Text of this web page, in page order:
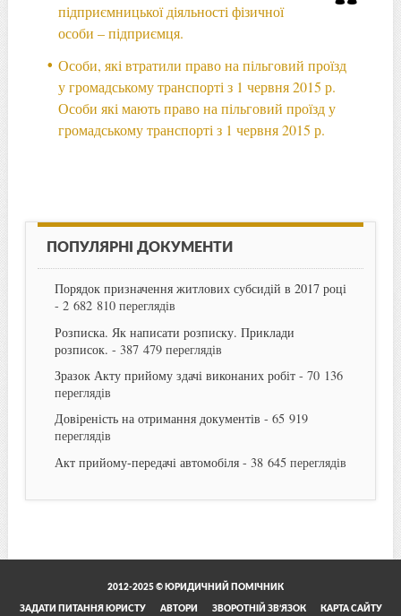
підприємницької діяльності фізичної
особи – підприємця.
Особи, які втратили право на пільговий проїзд
у громадському транспорті з 1 червня 2015 р.
Особи які мають право на пільговий проїзд у
громадському транспорті з 1 червня 2015 р.
ПОПУЛЯРНІ ДОКУМЕНТИ
Порядок призначення житлових субсидій в 2017 році
- 2 682 810 переглядів
Розписка. Як написати розписку. Приклади
розписок. - 387 479 переглядів
Зразок Акту прийому здачі виконаних робіт- 70 136
переглядів
Довіреність на отримання документів - 65 919
переглядів
Акт прийому-передачі автомобіля- 38 645 переглядів
2012-2025 © ЮРИДИЧНИЙ ПОМІЧНИК
ЗАДАТИ ПИТАННЯ ЮРИСТУ АВТОРИ ЗВОРОТНІЙ ЗВ’ЯЗОК КАРТА САЙТУ